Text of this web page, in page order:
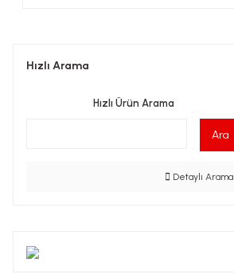
Hızlı Arama
Hızlı Ürün Arama
Ara
Detaylı Arama